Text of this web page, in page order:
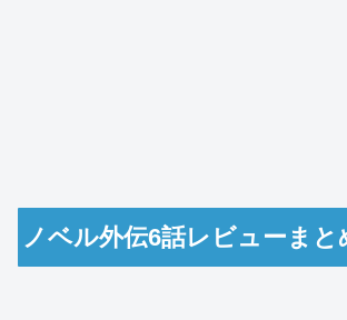
ノベル外伝6話レビューまと